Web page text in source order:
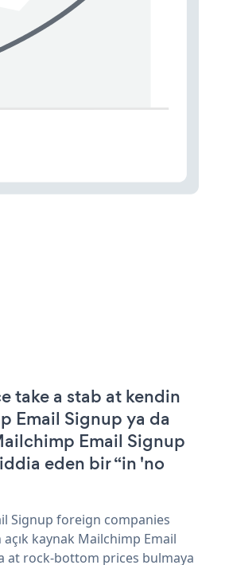
take a stab at kendin
Email Signup ya da
Email Signup
eden bir “in 'no
Signup foreign companies
kaynak Mailchimp Email
at rock-bottom prices bulmaya